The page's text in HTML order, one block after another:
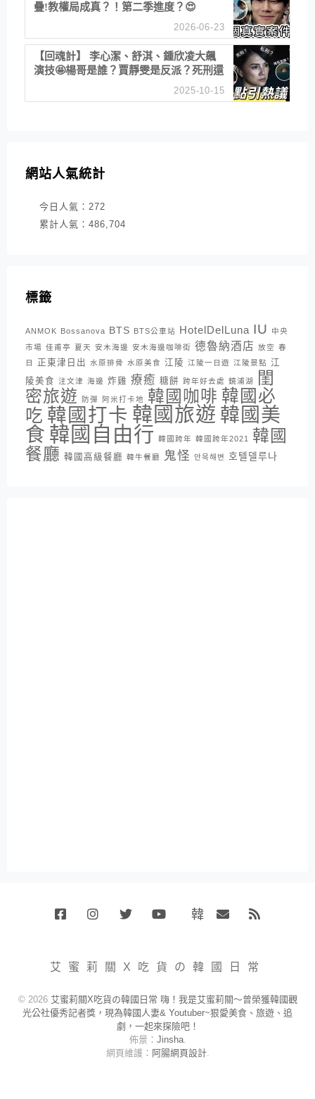
疊!教權局成真？！第二季進度？😍
2026-06-23
【回魂計】 李心潔、舒淇、鍾欣凌大飆
演技🤩楊哥是誰？賈靜雯是反派？死刑還
2025-10-15
網站人氣統計
今日人氣： 272
累計人氣： 486,704
標籤
ANMOK Bossanova BTS BTS公車站 HotelDelLuna IU
中央
市場 佳甫亭 夏天 安木海邊 安木海邊咖啡街 德魯納酒店 放空 春
日
正東津日出 水原排骨 水原美食 江陵 江陵一日遊 江陵景點 江
陵美食 注文津 海邊 炸雞 療癒 糖餅 跨年好去處 鏡浦湖
閨
密旅遊
防彈 阿米打卡地 韓國咖啡 韓國必
吃 韓國打卡 韓國旅遊 韓國美
食 韓國自由行 韓國跨年 韓國跨年2021
韓國
餐廳 韓國高級餐廳 韓牛餐廳 鬼怪 안목해변 호텔델루나
韓
小
賣
艾蜜莉關X吃貨の韓國日常
© 2026 艾蜜莉關X吃貨の韓國日常 嗨！我是艾蜜莉關～曾榮獲韓國觀
光公社優秀記者獎，現為韓國人妻& Youtuber~狠愛美食、旅遊、追
劇，一起來探險吧！
佈景： Jinsha.
網頁維護： 阿腸網頁設計.